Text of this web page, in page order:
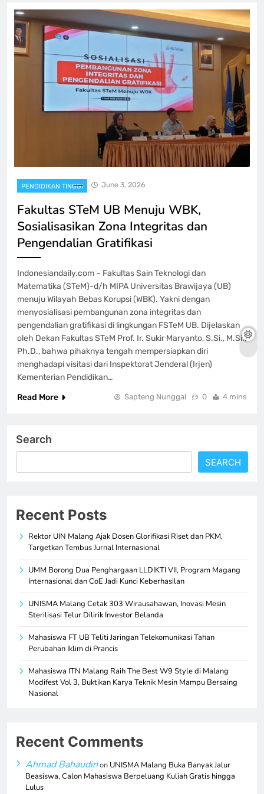
PENDIDIKAN TINGGI June 3, 2026
Fakultas STeM UB Menuju WBK,
Sosialisasikan Zona Integritas dan
Pengendalian Gratifikasi
Indonesiandaily.com – Fakultas Sain Teknologi dan
Matematika (STeM)-d/h MIPA Universitas Brawijaya (UB)
menuju Wilayah Bebas Korupsi (WBK). Yakni dengan
menyosialisasi pembangunan zona integritas dan
pengendalian gratifikasi di lingkungan FSTeM UB. Dijelaskan
oleh Dekan Fakultas STeM Prof. Ir. Sukir Maryanto, S.Si., M.Si.,
Ph.D., bahwa pihaknya tengah mempersiapkan diri
menghadapi visitasi dari Inspektorat Jenderal (Irjen)
Kementerian Pendidikan…
Read More
Sapteng Nunggal 0 4 mins
Search
SEARCH
Recent Posts
Rektor UIN Malang Ajak Dosen Glorifikasi Riset dan PKM,
Targetkan Tembus Jurnal Internasional
UMM Borong Dua Penghargaan LLDIKTI VII, Program Magang
Internasional dan CoE Jadi Kunci Keberhasilan
UNISMA Malang Cetak 303 Wirausahawan, Inovasi Mesin
Sterilisasi Telur Dilirik Investor Belanda
Mahasiswa FT UB Teliti Jaringan Telekomunikasi Tahan
Perubahan Iklim di Prancis
Mahasiswa ITN Malang Raih The Best W9 Style di Malang
Modifest Vol 3, Buktikan Karya Teknik Mesin Mampu Bersaing
Nasional
Recent Comments
Ahmad Bahaudinon UNISMA Malang Buka Banyak Jalur
Beasiswa, Calon Mahasiswa Berpeluang Kuliah Gratis hingga
Lulus